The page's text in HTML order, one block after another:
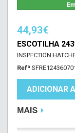
44,93€
ESCOTILHA
INSPECTION
Refª
ADICIONAR
MAIS